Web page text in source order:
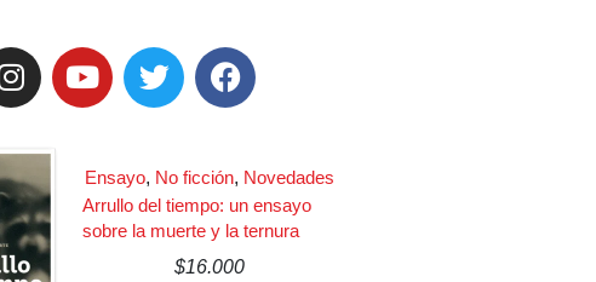
Ensayo, No ficción, Novedades
Arrullo del tiempo: un ensayo
sobre la muerte y la ternura
$16.000